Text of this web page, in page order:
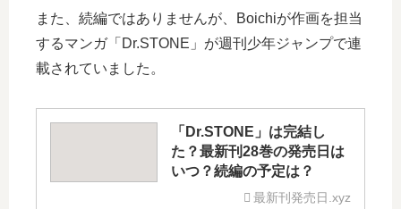
また、続編ではありませんが、Boichiが作画を担当
するマンガ「Dr.STONE」が週刊少年ジャンプで連
載されていました。
「Dr.STONE」は完結し
た？最新刊28巻の発売日は
いつ？続編の予定は？
最新刊発売日.xyz